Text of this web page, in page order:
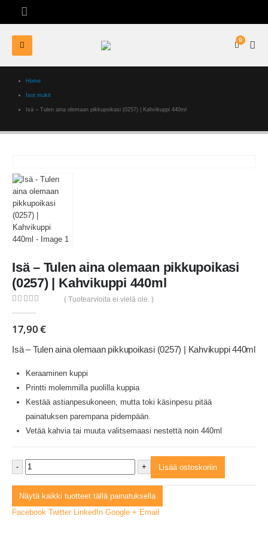
0
Home
Isot mukit
Isä – Tulen aina olemaan pikkupoikasi (0257) | Kahvikuppi 440ml
Isä – Tulen aina olemaan pikkupoikasi
(0257) | Kahvikuppi 440ml
( Tuotearvioita ei vielä ole. )
17,90€
Isä – Tulen aina olemaan pikkupoikasi (0257) | Kahvikuppi 440ml
Keraaminen kuppi
Printti molemmilla puolilla kuppia
Kestää astianpesukoneen, mutta toki käsinpesu pitää
painatuksen parempana pidempään.
Vetää kahvia tai muuta valitsemaasi nestettä noin 440ml
- + Lisää ostoskoriin
Näytä kaikki tuotteet tällä painatuksella
Facebook Twitter LinkedIn Google + Email